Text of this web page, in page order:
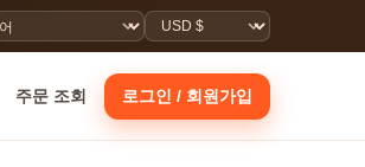
주문 조회 로그인 / 회원가입